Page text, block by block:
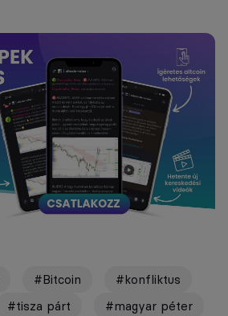
#Bitcoin
#konfliktus
#tisza párt
#magyar péter